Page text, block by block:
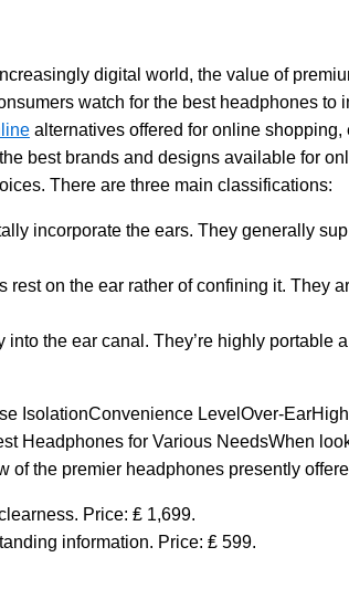
digital world, the value of
watch for the best headphones
alternatives offered for online
best brands and designs available for
There are three main classifications:
incorporate the ears. They generally
on the ear rather of confining it. They
the ear canal. They’re highly portable
IsolationConvenience LevelOver-
Headphones for Various NeedsWhen
of the premier headphones presently
Price: ₤ 1,699.
information. Price: ₤ 599.